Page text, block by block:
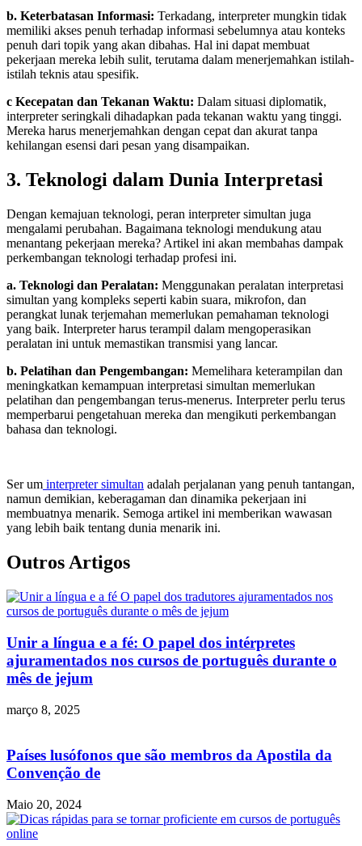
b. Keterbatasan Informasi: Terkadang, interpreter mungkin tidak
memiliki akses penuh terhadap informasi sebelumnya atau konteks
penuh dari topik yang akan dibahas. Hal ini dapat membuat
pekerjaan mereka lebih sulit, terutama dalam menerjemahkan istilah-
istilah teknis atau spesifik.
c Kecepatan dan Tekanan Waktu: Dalam situasi diplomatik,
interpreter seringkali dihadapkan pada tekanan waktu yang tinggi.
Mereka harus menerjemahkan dengan cepat dan akurat tanpa
kehilangan esensi dari pesan yang disampaikan.
3. Teknologi dalam Dunia Interpretasi
Dengan kemajuan teknologi, peran interpreter simultan juga
mengalami perubahan. Bagaimana teknologi mendukung atau
menantang pekerjaan mereka? Artikel ini akan membahas dampak
perkembangan teknologi terhadap profesi ini.
a. Teknologi dan Peralatan: Menggunakan peralatan interpretasi
simultan yang kompleks seperti kabin suara, mikrofon, dan
perangkat lunak terjemahan memerlukan pemahaman teknologi
yang baik. Interpreter harus terampil dalam mengoperasikan
peralatan ini untuk memastikan transmisi yang lancar.
b. Pelatihan dan Pengembangan: Memelihara keterampilan dan
meningkatkan kemampuan interpretasi simultan memerlukan
pelatihan dan pengembangan terus-menerus. Interpreter perlu terus
memperbarui pengetahuan mereka dan mengikuti perkembangan
bahasa dan teknologi.
Ser um interpreter simultan adalah perjalanan yang penuh tantangan,
namun demikian, keberagaman dan dinamika pekerjaan ini
membuatnya menarik. Semoga artikel ini memberikan wawasan
yang lebih baik tentang dunia menarik ini.
Outros Artigos
Unir a língua e a fé: O papel dos intérpretes
ajuramentados nos cursos de português durante o
mês de jejum
março 8, 2025
Países lusófonos que são membros da Apostila da
Convenção de
Maio 20, 2024